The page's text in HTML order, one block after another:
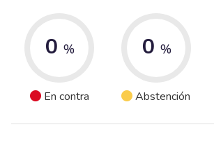
0 %
En contra
0 %
Abstención